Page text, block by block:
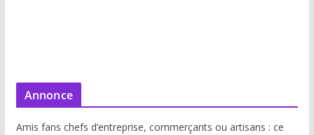
Annonce
Amis fans chefs d’entreprise, commerçants ou artisans : ce